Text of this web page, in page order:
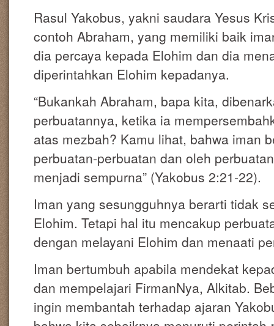
Rasul Yakobus, yakni saudara Yesus
contoh Abraham, yang memiliki baik
dia percaya kepada Elohim dan dia
diperintahkan Elohim kepadanya.
“Bukankah Abraham, bapa kita,
perbuatannya, ketika ia
atas mezbah? Kamu lihat, bahwa iman
perbuatan-perbuatan dan oleh
menjadi sempurna” (Yakobus 2:21-22).
Iman yang sesungguhnya berarti tidak
Elohim. Tetapi hal itu mencakup
dengan melayani Elohim dan menaati
Iman bertumbuh apabila mendekat
dan mempelajari FirmanNya, Alkitab.
ingin membantah terhadap ajaran